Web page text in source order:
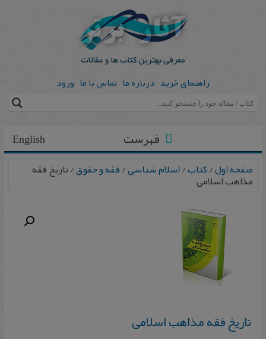
راهنمای خرید درباره ما تماس با ما ورود
English فهرست
صفحه اول/کتاب/اسلام شناسی/فقه و حقوق/ تاریخ فقه
مذاهب اسلامی
تاریخ فقه مذاهب اسلامی